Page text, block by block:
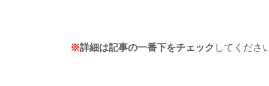
※詳細は記事の一番下をチェック してくださ